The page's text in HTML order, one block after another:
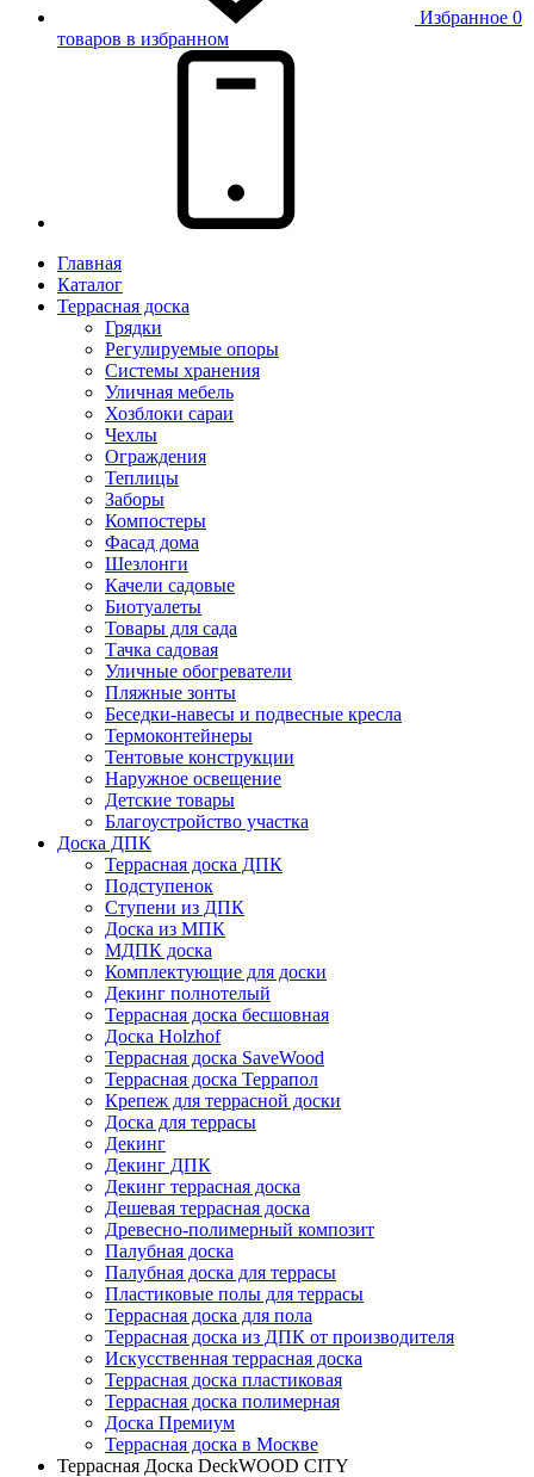
Избранное 0
товаров в избранном
Главная
Каталог
Террасная доска
Грядки
Регулируемые опоры
Системы хранения
Уличная мебель
Хозблоки сараи
Чехлы
Ограждения
Теплицы
Заборы
Компостеры
Фасад дома
Шезлонги
Качели садовые
Биотуалеты
Товары для сада
Тачка садовая
Уличные обогреватели
Пляжные зонты
Беседки-навесы и подвесные кресла
Термоконтейнеры
Тентовые конструкции
Наружное освещение
Детские товары
Благоустройство участка
Доска ДПК
Террасная доска ДПК
Подступенок
Ступени из ДПК
Доска из МПК
МДПК доска
Комплектующие для доски
Декинг полнотелый
Террасная доска бесшовная
Доска Holzhof
Террасная доска SaveWood
Террасная доска Террапол
Крепеж для террасной доски
Доска для террасы
Декинг
Декинг ДПК
Декинг террасная доска
Дешевая террасная доска
Древесно-полимерный композит
Палубная доска
Палубная доска для террасы
Пластиковые полы для террасы
Террасная доска для пола
Террасная доска из ДПК от производителя
Искусственная террасная доска
Террасная доска пластиковая
Террасная доска полимерная
Доска Премиум
Террасная доска в Москве
Террасная Доска DeckWOOD CITY